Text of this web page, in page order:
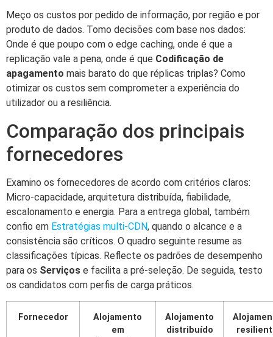
Meço os custos por pedido de informação, por região e por
produto de dados. Tomo decisões com base nos dados:
Onde é que poupo com o edge caching, onde é que a
replicação vale a pena, onde é que Codificação de
apagamento mais barato do que réplicas triplas? Como
otimizar os custos sem comprometer a experiência do
utilizador ou a resiliência.
Comparação dos principais
fornecedores
Examino os fornecedores de acordo com critérios claros:
Micro-capacidade, arquitetura distribuída, fiabilidade,
escalonamento e energia. Para a entrega global, também
confio em Estratégias multi-CDN, quando o alcance e a
consistência são críticos. O quadro seguinte resume as
classificações típicas. Reflecte os padrões de desempenho
para os Serviços e facilita a pré-seleção. De seguida, testo
os candidatos com perfis de carga práticos.
Fornecedor
Alojamento
em
Alojamento
distribuído